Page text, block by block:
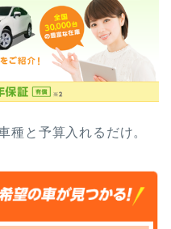
種と予算入れるだけ。